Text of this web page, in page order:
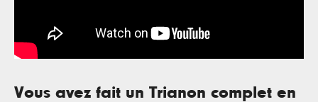
Vous avez fait un Trianon complet en